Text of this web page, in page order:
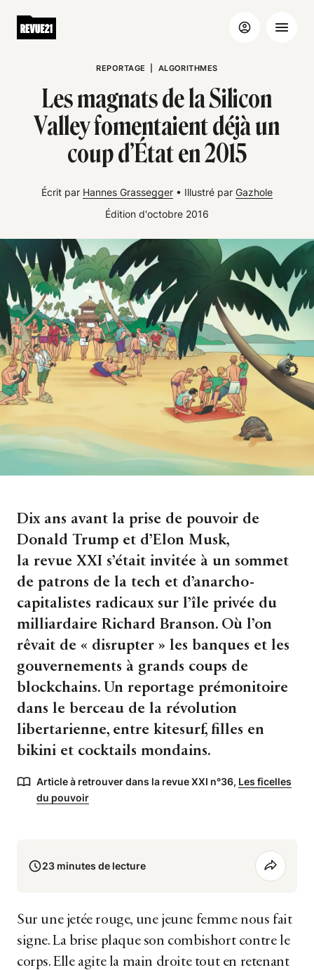
REPORTAGE ALGORITHMES
Les magnats de la Silicon
Valley fomentaient déjà un
coup d’État en 2015
Écrit par Hannes Grassegger • Illustré par Gazhole
Édition d'octobre 2016
Dix ans avant la prise de pouvoir de
Donald Trump et d’Elon Musk,
la revue XXI s’était invitée à un sommet
de patrons de la tech et d’anarcho-
capitalistes radicaux sur l’île privée du
milliardaire Richard Branson. Où l’on
rêvait de « disrupter » les banques et les
gouvernements à grands coups de
blockchains. Un reportage prémonitoire
dans le berceau de la révolution
libertarienne, entre kitesurf, filles en
bikini et cocktails mondains.
Article à retrouver dans la revue XXI n°36, Les ficelles
du pouvoir
23 minutes de lecture
Sur une jetée rouge, une jeune femme nous fait
signe. La brise plaque son combishort contre le
corps. Elle agite la main droite tout en retenant